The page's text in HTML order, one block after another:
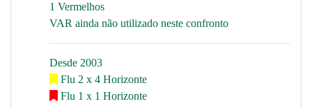
1 Vermelhos
VAR ainda não utilizado neste confronto
Desde 2003
Flu 2 x 4 Horizonte
Flu 1 x 1 Horizonte